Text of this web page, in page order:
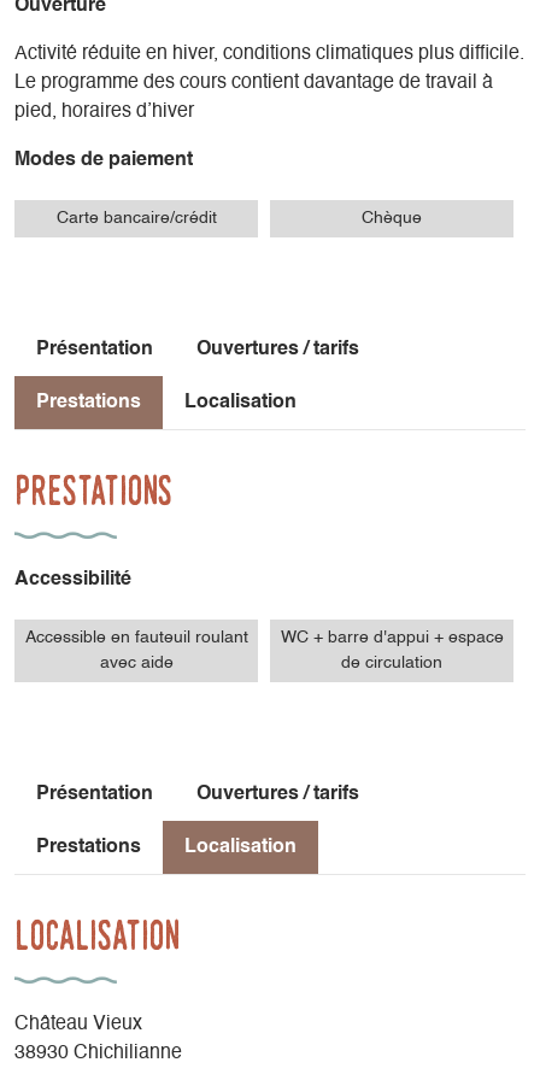
Ouverture
Activité réduite en hiver, conditions climatiques plus difficile.
Le programme des cours contient davantage de travail à
pied, horaires d’hiver
Modes de paiement
Carte bancaire/crédit Chèque
Présentation Ouvertures / tarifs
Prestations Localisation
Prestations
Accessibilité
Accessible en fauteuil roulant
avec aide
WC + barre d'appui + espace
de circulation
Présentation Ouvertures / tarifs
Prestations Localisation
Localisation
Château Vieux
38930 Chichilianne